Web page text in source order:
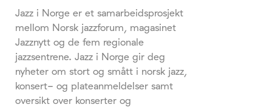
Jazz i Norge er et samarbeidsprosjekt
mellom Norsk jazzforum, magasinet
Jazznytt og de fem regionale
jazzsentrene. Jazz i Norge gir deg
nyheter om stort og smått i norsk jazz,
konsert- og plateanmeldelser samt
oversikt over konserter og